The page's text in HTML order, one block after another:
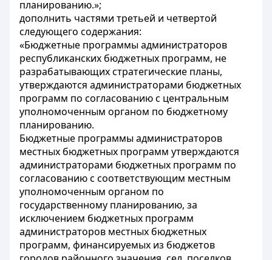
планированию.»;
дополнить частями третьей и четвертой
следующего содержания:
«Бюджетные программы администраторов
республиканских бюджетных программ, не
разрабатывающих стратегические планы,
утверждаются администраторами бюджетных
программ по согласованию с центральным
уполномоченным органом по бюджетному
планированию.
Бюджетные программы администраторов
местных бюджетных программ утверждаются
администраторами бюджетных программ по
согласованию с соответствующим местным
уполномоченным органом по
государственному планированию, за
исключением бюджетных программ
администраторов местных бюджетных
программ, финансируемых из бюджетов